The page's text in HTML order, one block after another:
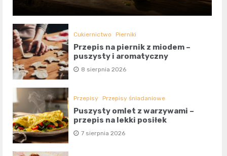
Cukiernictwo Pierniki
Przepis na piernik z miodem –
puszysty i aromatyczny
8 sierpnia 2026
Przepisy Przepisy śniadaniowe
Puszysty omlet z warzywami –
przepis na lekki posiłek
7 sierpnia 2026